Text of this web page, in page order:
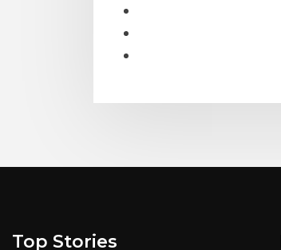
Top Stories